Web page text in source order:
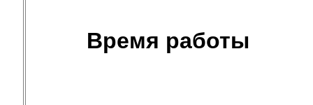
Время работы